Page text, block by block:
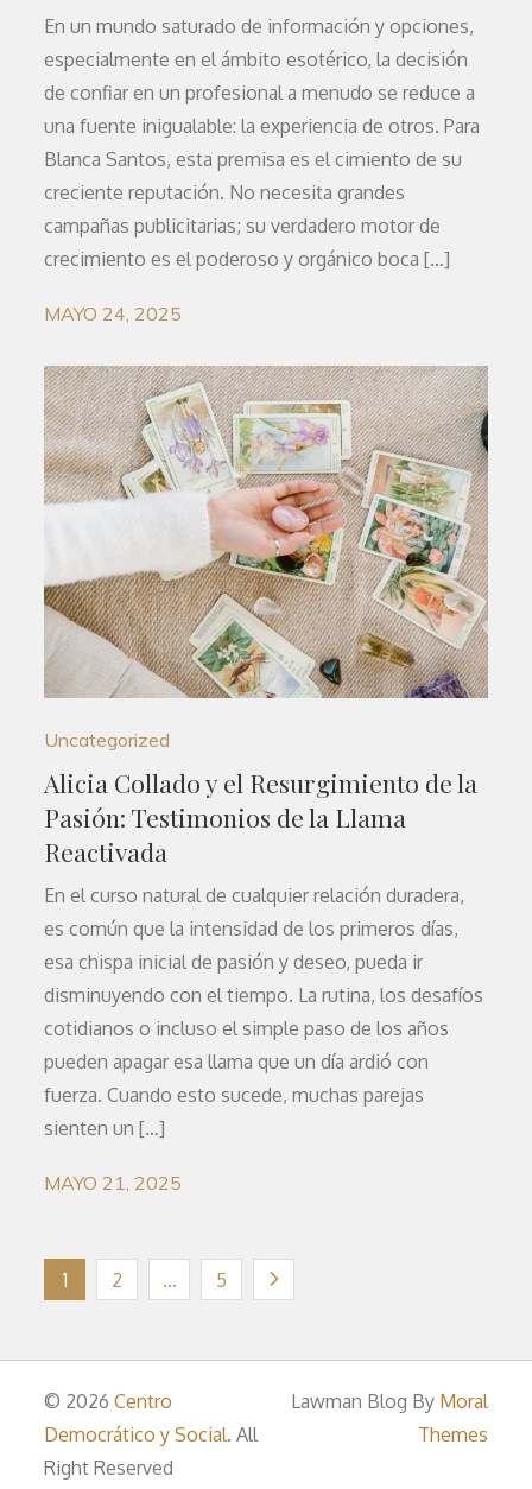
En un mundo saturado de información y opciones,
especialmente en el ámbito esotérico, la decisión
de confiar en un profesional a menudo se reduce a
una fuente inigualable: la experiencia de otros. Para
Blanca Santos, esta premisa es el cimiento de su
creciente reputación. No necesita grandes
campañas publicitarias; su verdadero motor de
crecimiento es el poderoso y orgánico boca […]
MAYO 24, 2025
Uncategorized
Alicia Collado y el Resurgimiento de la
Pasión: Testimonios de la Llama
Reactivada
En el curso natural de cualquier relación duradera,
es común que la intensidad de los primeros días,
esa chispa inicial de pasión y deseo, pueda ir
disminuyendo con el tiempo. La rutina, los desafíos
cotidianos o incluso el simple paso de los años
pueden apagar esa llama que un día ardió con
fuerza. Cuando esto sucede, muchas parejas
sienten un […]
MAYO 21, 2025
Paginación
de
entradas
1 2 … 5
© 2026Centro
Democrático y Social. All
Right Reserved
Lawman Blog By Moral
Themes